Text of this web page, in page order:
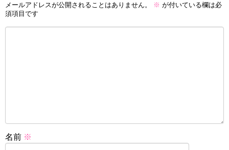
メールアドレスが公開されることはありません。 ※ が付いている欄は必
須項目です
名前 ※